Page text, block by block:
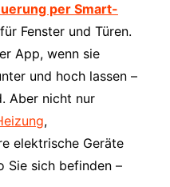
per Smart-
Fenster und Türen.
App, wenn sie
und hoch lassen –
Aber nicht nur
,
elektrische Geräte
Sie sich befinden –